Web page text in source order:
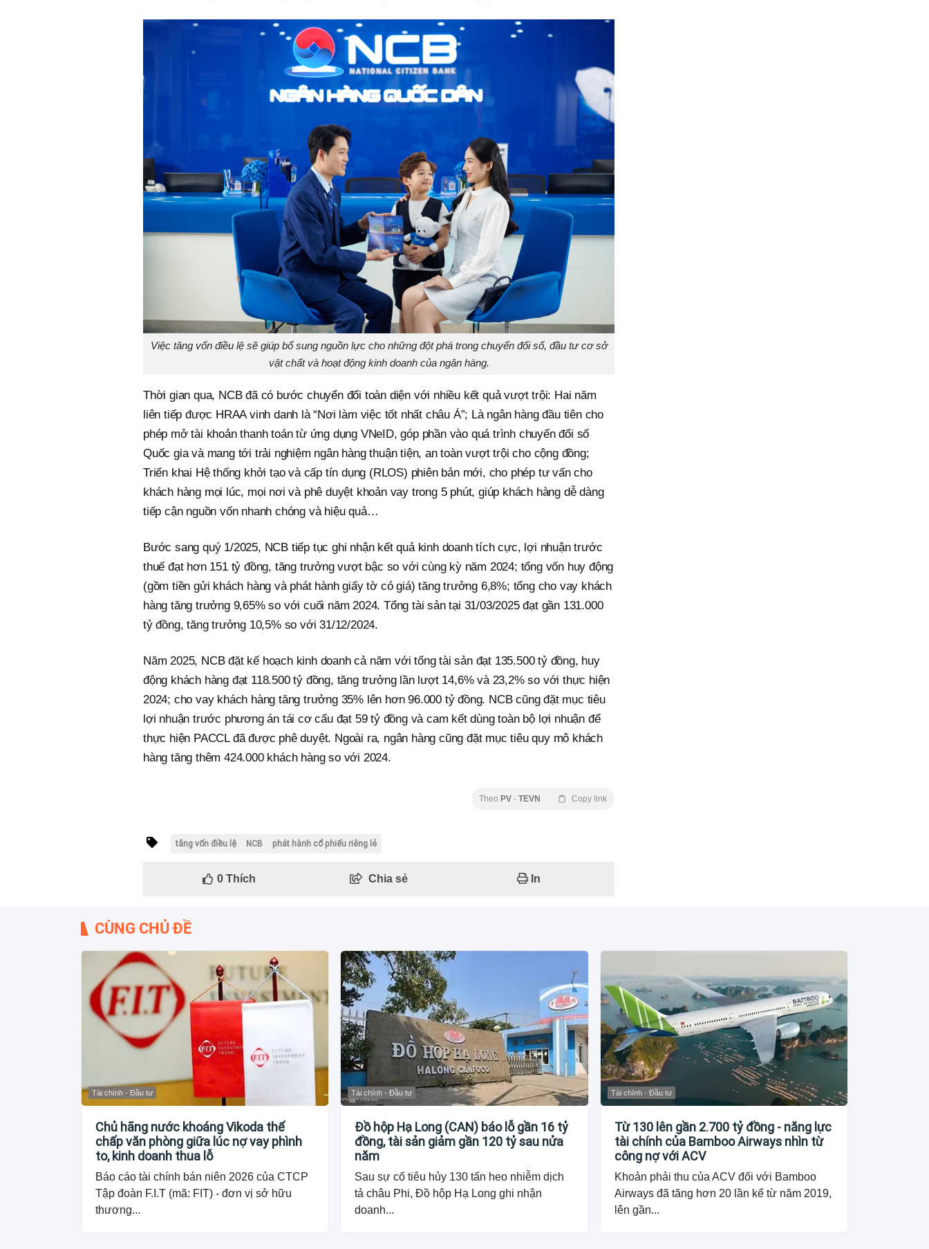
Việc tăng vốn điều lệ sẽ giúp bổ sung nguồn lực cho những đột phá trong chuyển đổi số, đầu tư cơ sở
vật chất và hoạt động kinh doanh của ngân hàng.
Thời gian qua, NCB đã có bước chuyển đổi toàn diện với nhiều kết quả vượt trội: Hai năm
liên tiếp được HRAA vinh danh là “Nơi làm việc tốt nhất châu Á”; Là ngân hàng đầu tiên cho
phép mở tài khoản thanh toán từ ứng dụng VNeID, góp phần vào quá trình chuyển đổi số
Quốc gia và mang tới trải nghiệm ngân hàng thuận tiện, an toàn vượt trội cho cộng đồng;
Triển khai Hệ thống khởi tạo và cấp tín dụng (RLOS) phiên bản mới, cho phép tư vấn cho
khách hàng mọi lúc, mọi nơi và phê duyệt khoản vay trong 5 phút, giúp khách hàng dễ dàng
tiếp cận nguồn vốn nhanh chóng và hiệu quả…
Bước sang quý 1/2025, NCB tiếp tục ghi nhận kết quả kinh doanh tích cực, lợi nhuận trước
thuế đạt hơn 151 tỷ đồng, tăng trưởng vượt bậc so với cùng kỳ năm 2024; tổng vốn huy động
(gồm tiền gửi khách hàng và phát hành giấy tờ có giá) tăng trưởng 6,8%; tổng cho vay khách
hàng tăng trưởng 9,65% so với cuối năm 2024. Tổng tài sản tại 31/03/2025 đạt gần 131.000
tỷ đồng, tăng trưởng 10,5% so với 31/12/2024.
Năm 2025, NCB đặt kế hoạch kinh doanh cả năm với tổng tài sản đạt 135.500 tỷ đồng, huy
động khách hàng đạt 118.500 tỷ đồng, tăng trưởng lần lượt 14,6% và 23,2% so với thực hiện
2024; cho vay khách hàng tăng trưởng 35% lên hơn 96.000 tỷ đồng. NCB cũng đặt mục tiêu
lợi nhuận trước phương án tái cơ cấu đạt 59 tỷ đồng và cam kết dùng toàn bộ lợi nhuận để
thực hiện PACCL đã được phê duyệt. Ngoài ra, ngân hàng cũng đặt mục tiêu quy mô khách
hàng tăng thêm 424.000 khách hàng so với 2024.
Theo PV - TEVN Copy link
tăng vốn điều lệ NCB phát hành cổ phiếu riêng lẻ
0Thích Chia sẻ In
CÙNG CHỦ ĐỀ
Tài chính - Đầu tư
Chủ hãng nước khoáng Vikoda thế
chấp văn phòng giữa lúc nợ vay phình
to, kinh doanh thua lỗ
Báo cáo tài chính bán niên 2026 của CTCP
Tập đoàn F.I.T (mã: FIT) - đơn vị sở hữu
thương...
Tài chính - Đầu tư
Đồ hộp Hạ Long (CAN) báo lỗ gần 16 tỷ
đồng, tài sản giảm gần 120 tỷ sau nửa
năm
Sau sự cố tiêu hủy 130 tấn heo nhiễm dịch
tả châu Phi, Đồ hộp Hạ Long ghi nhận
doanh...
Tài chính - Đầu tư
Từ 130 lên gần 2.700 tỷ đồng - năng lực
tài chính của Bamboo Airways nhìn từ
công nợ với ACV
Khoản phải thu của ACV đối với Bamboo
Airways đã tăng hơn 20 lần kể từ năm 2019,
lên gần...